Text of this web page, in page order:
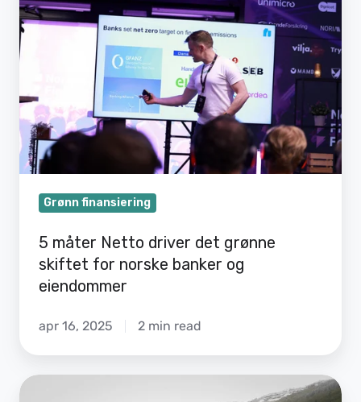
Netto
driver
det
skiftet
for
norske
banker
eiendommer
Grønn finansiering
5 måter Netto driver det grønne
skiftet for norske banker og
eiendommer
apr 16, 2025 2 min read
Hvordan